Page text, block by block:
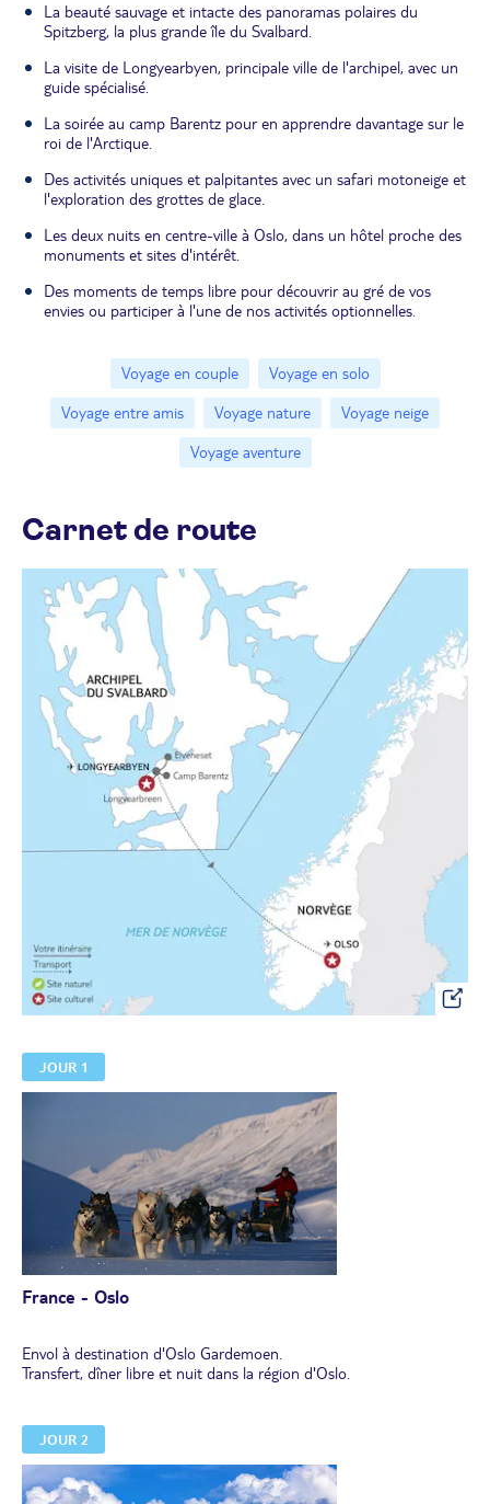
La beauté sauvage et intacte des panoramas polaires du
Spitzberg, la plus grande île du Svalbard.
La visite de Longyearbyen, principale ville de l'archipel, avec un
guide spécialisé.
La soirée au camp Barentz pour en apprendre davantage sur le
roi de l'Arctique.
Des activités uniques et palpitantes avec un safari motoneige et
l'exploration des grottes de glace.
Les deux nuits en centre-ville à Oslo, dans un hôtel proche des
monuments et sites d'intérêt.
Des moments de temps libre pour découvrir au gré de vos
envies ou participer à l'une de nos activités optionnelles.
Voyage en couple
Voyage en solo
Voyage entre amis
Voyage nature
Voyage neige
Voyage aventure
Carnet de route
JOUR 1
France - Oslo
Envol à destination d'Oslo Gardemoen.
Transfert, dîner libre et nuit dans la région d'Oslo.
JOUR 2